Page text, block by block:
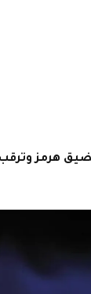
هرمز